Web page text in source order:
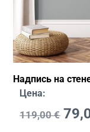
Надпись на
Цена:
119,00€